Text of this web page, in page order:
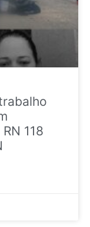
118